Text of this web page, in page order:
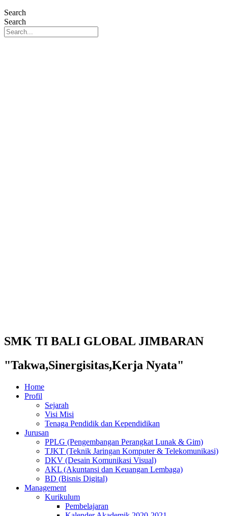
Search
Search
SMK TI BALI GLOBAL JIMBARAN
"Takwa,Sinergisitas,Kerja Nyata"
Home
Profil
Sejarah
Visi Misi
Tenaga Pendidik dan Kependidikan
Jurusan
PPLG (Pengembangan Perangkat Lunak & Gim)
TJKT (Teknik Jaringan Komputer & Telekomunikasi)
DKV (Desain Komunikasi Visual)
AKL (Akuntansi dan Keuangan Lembaga)
BD (Bisnis Digital)
Management
Kurikulum
Pembelajaran